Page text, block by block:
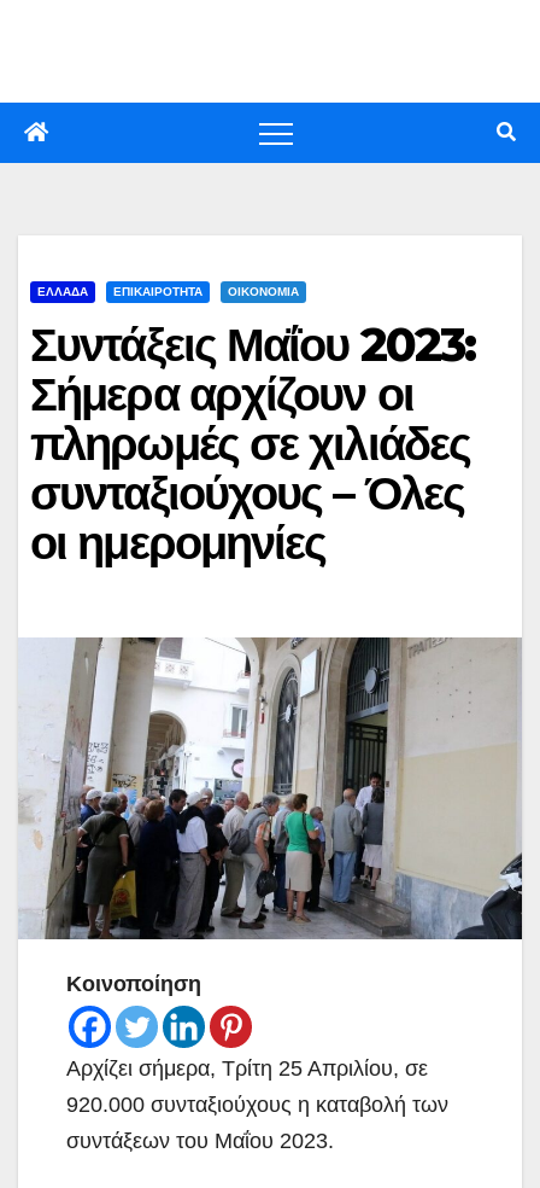
ΕΛΛΑΔΑ ΕΠΙΚΑΙΡΟΤΗΤΑ ΟΙΚΟΝΟΜΙΑ
Συντάξεις Μαΐου 2023:
Σήμερα αρχίζουν οι
πληρωμές σε χιλιάδες
συνταξιούχους – Όλες
οι ημερομηνίες
Κοινοποίηση
Αρχίζει σήμερα, Τρίτη 25 Απριλίου, σε
920.000 συνταξιούχους η καταβολή των
συντάξεων του Μαΐου 2023.